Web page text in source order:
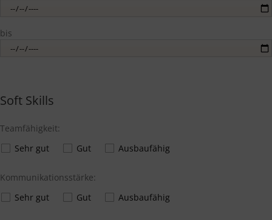
bis
Soft Skills
Teamfähigkeit:
Sehr gut
Gut Ausbaufähig
Kommunikationsstärke:
Sehr gut
Gut Ausbaufähig